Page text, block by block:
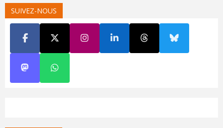
SUIVEZ-NOUS